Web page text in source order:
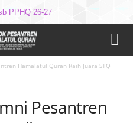
Hamalatul Quran Raih Juara STQ
Pesantren